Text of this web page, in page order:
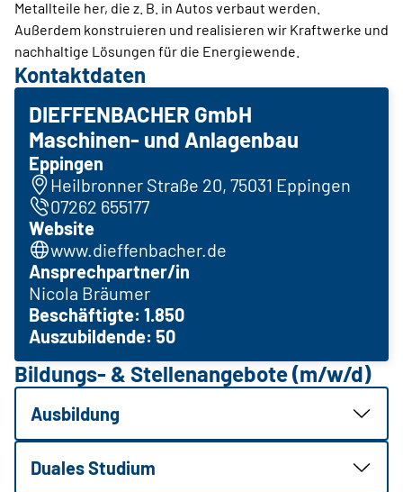
Metallteile her, die z. B. in Autos verbaut werden.
Außerdem konstruieren und realisieren wir Kraftwerke und
nachhaltige Lösungen für die Energiewende.
Kontaktdaten
DIEFFENBACHER GmbH
Maschinen- und Anlagenbau
Eppingen
Heilbronner Straße 20, 75031 Eppingen
07262 655177
Website
www.dieffenbacher.de
Ansprechpartner/in
Nicola Bräumer
Beschäftigte: 1.850
Auszubildende: 50
Bildungs- & Stellenangebote (m/w/d)
Ausbildung
Duales Studium